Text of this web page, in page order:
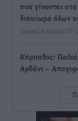
που γίνονται στα
δικαίωμα όλων
Τοπικές Ειδήσεις
Κάρπαθος:
Αρδάνι –